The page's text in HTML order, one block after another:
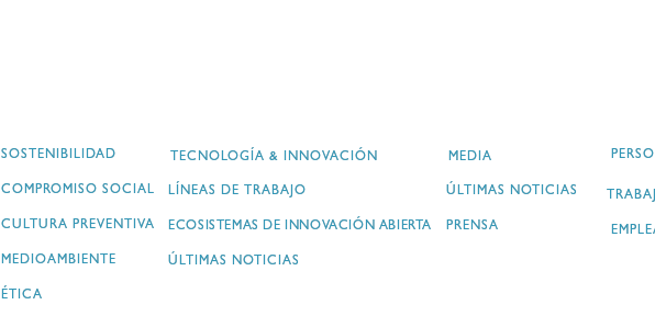
SOSTENIBILIDAD
COMPROMISO SOCIAL
CULTURA PREVENTIVA
MEDIOAMBIENTE
ÉTICA
TECNOLOGÍA & INNOVACIÓN
LÍNEAS DE TRABAJO
ECOSISTEMAS DE INNOVACIÓN ABIERTA
ÚLTIMAS NOTICIAS
MEDIA
ÚLTIMAS NOTICIAS
PRENSA